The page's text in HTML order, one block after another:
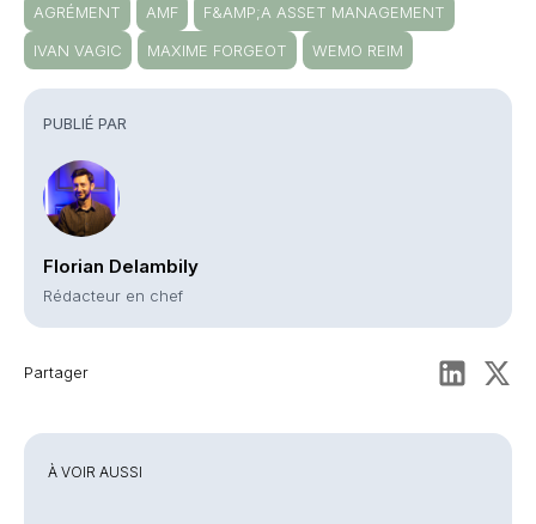
PUBLIÉ PAR
Florian Delambily
Rédacteur en chef
Partager
AGRÉMENT AMF
F&AMP;A ASSET MANAGEMENT
IVAN VAGIC
MAXIME FORGEOT WEMO REIM
À VOIR AUSSI